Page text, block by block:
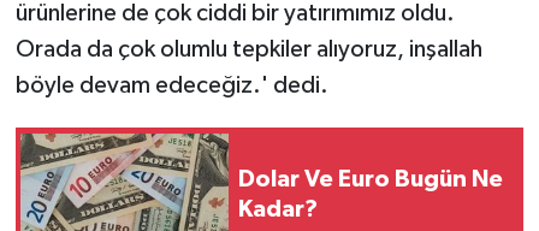
ürünlerine de çok ciddi bir yatırımımız oldu.
Orada da çok olumlu tepkiler alıyoruz, inşallah
böyle devam edeceğiz.' dedi.
Dolar Ve Euro Bugün Ne
Kadar?